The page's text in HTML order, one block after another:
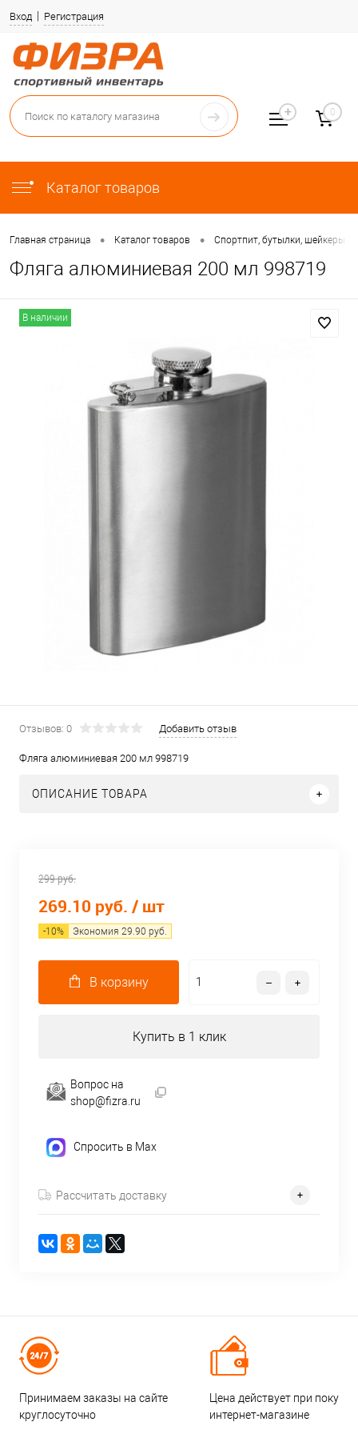
Вход Регистрация
Каталог товаров
0
Главная страница • Каталог товаров • Спортпит, бутылки, шейкеры
Фляга алюминиевая 200 мл 998719
В наличии
Отзывов: 0 Добавить отзыв
Фляга алюминиевая 200 мл 998719
ОПИСАНИЕ ТОВАРА
299 руб.
269.10 руб. / шт
-10% Экономия 29.90 руб.
В корзину
Купить в 1 клик
Вопрос на
shop@fizra.ru
Спросить в Max
Рассчитать доставку
Принимаем заказы на сайте
круглосуточно
Цена действует при
интернет-магазине